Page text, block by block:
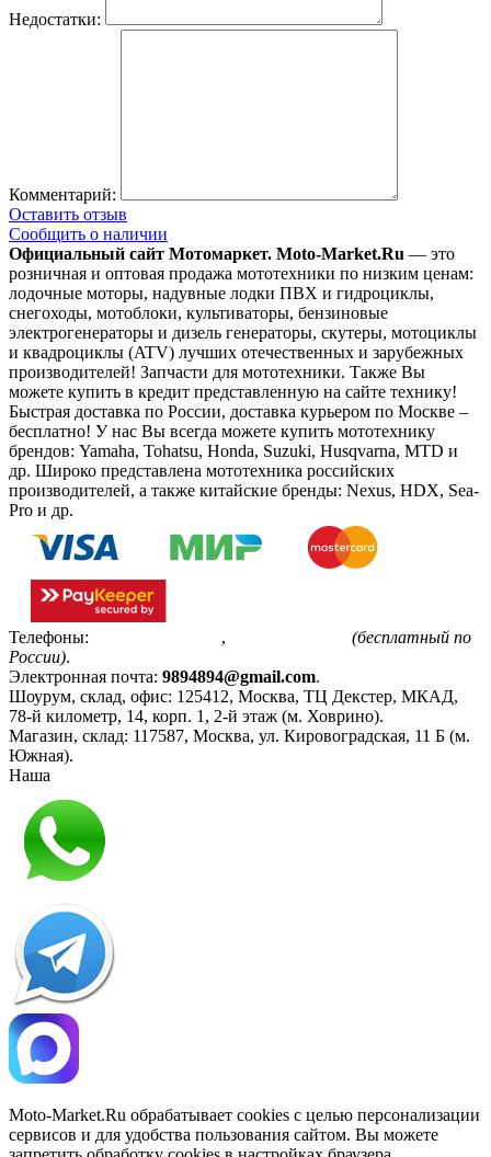
Недостатки:
Комментарий:
Оставить отзыв
Сообщить о наличии
Официальный сайт Мотомаркет. Moto-Market.Ru — это
розничная и оптовая продажа мототехники по низким ценам:
лодочные моторы, надувные лодки ПВХ и гидроциклы,
снегоходы, мотоблоки, культиваторы, бензиновые
электрогенераторы и дизель генераторы, скутеры, мотоциклы
и квадроциклы (ATV) лучших отечественных и зарубежных
производителей! Запчасти для мототехники. Также Вы
можете купить в кредит представленную на сайте технику!
Быстрая доставка по России, доставка курьером по Москве –
бесплатно! У нас Вы всегда можете купить мототехнику
брендов: Yamaha, Tohatsu, Honda, Suzuki, Husqvarna, MTD и
др. Широко представлена мототехника российских
производителей, а также китайские бренды: Nexus, HDX, Sea-
Pro и др.
Телефоны: ,
(бесплатный по
России).
Электронная почта: 9894894@gmail.com.
Шоурум, склад, офис: 125412, Москва, ТЦ Декстер, МКАД,
78-й километр, 14, корп. 1, 2-й этаж (м. Ховрино).
Магазин, склад: 117587, Москва, ул. Кировоградская, 11 Б (м.
Южная).
Наша
Moto-Market.Ru обрабатывает сookies с целью персонализации
сервисов и для удобства пользования сайтом. Вы можете